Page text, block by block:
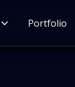
Portfolio